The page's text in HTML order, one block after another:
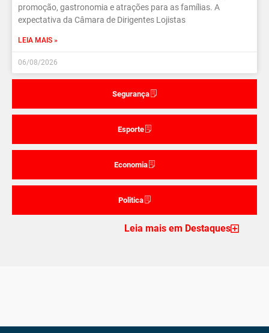
Segurança
Esporte
Economia
Politica
promoção, gastronomia e atrações para as famílias. A
expectativa da Câmara de Dirigentes Lojistas
LEIA MAIS »
06/08/2026
Leia mais em Destaques